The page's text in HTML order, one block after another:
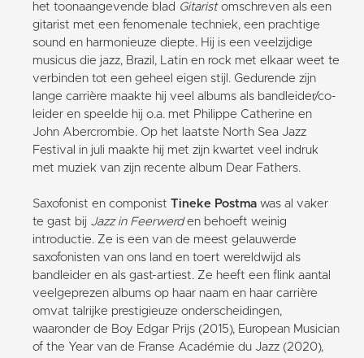
het toonaangevende blad Gitaristomschreven als een
gitarist met een fenomenale techniek, een prachtige
sound en harmonieuze diepte. Hij is een veelzijdige
musicus die jazz, Brazil, Latin en rock met elkaar weet te
verbinden tot een geheel eigen stijl. Gedurende zijn
lange carrière maakte hij veel albums als bandleider/co-
leider en speelde hij o.a. met Philippe Catherine en
John Abercrombie. Op het laatste North Sea Jazz
Festival in juli maakte hij met zijn kwartet veel indruk
met muziek van zijn recente album Dear Fathers.
Saxofonist en componist Tineke Postma was al vaker
te gast bij Jazz in Feerwerden behoeft weinig
introductie. Ze is een van de meest gelauwerde
saxofonisten van ons land en toert wereldwijd als
bandleider en als gast-artiest. Ze heeft een flink aantal
veelgeprezen albums op haar naam en haar carrière
omvat talrijke prestigieuze onderscheidingen,
waaronder de Boy Edgar Prijs (2015), European Musician
of the Year van de Franse Académie du Jazz (2020),